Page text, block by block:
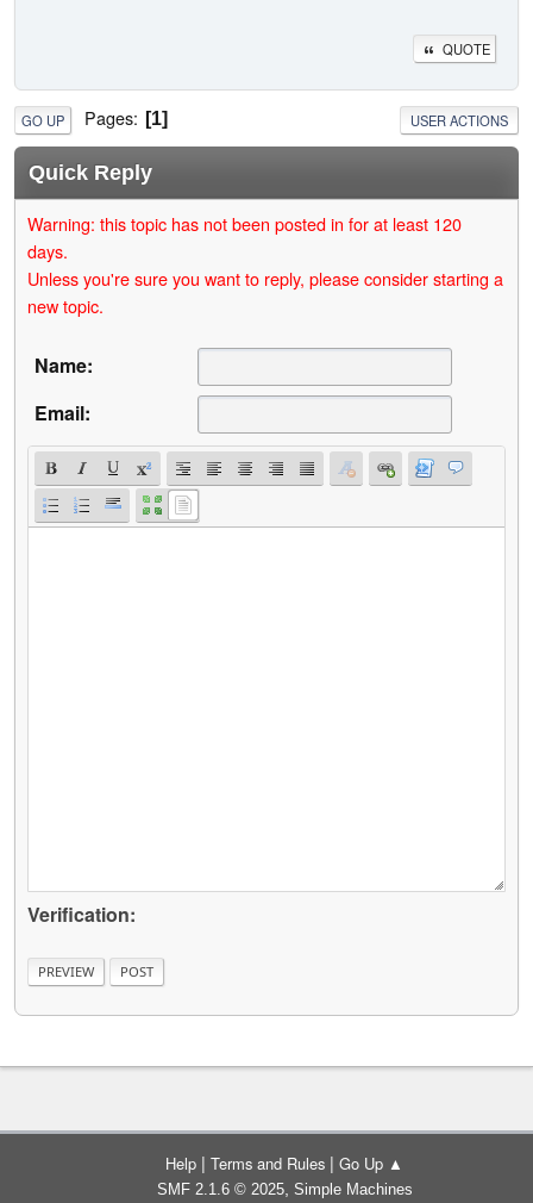
QUOTE
GO UP Pages 1 USER ACTIONS
Quick Reply
Warning: this topic has not been posted in for at least 120
days.
Unless you're sure you want to reply, please consider starting a
new topic.
Name:
Email:
Verification:
Help | Terms and Rules | Go Up ▲
SMF 2.1.6 © 2025, Simple Machines